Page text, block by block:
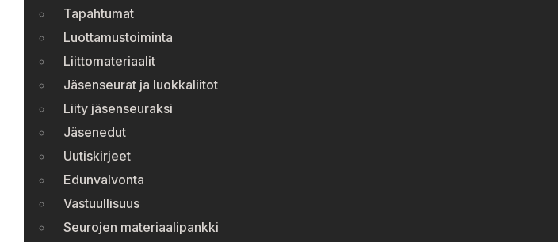
Tapahtumat
Luottamustoiminta
Liittomateriaalit
Jäsenseurat ja luokkaliitot
Liity jäsenseuraksi
Jäsenedut
Uutiskirjeet
Edunvalvonta
Vastuullisuus
Seurojen materiaalipankki